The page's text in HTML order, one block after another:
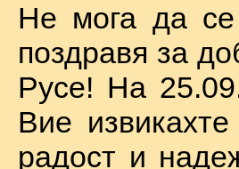
Не мога да
поздравя за
Русе! На
Вие
радост и